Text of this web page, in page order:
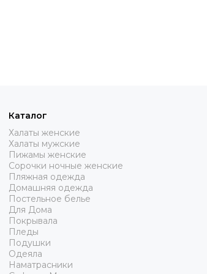
Каталог
Халаты женские
Халаты мужские
Пижамы женские
Сорочки ночные женские
Пляжная одежда
Домашняя одежда
Постельное белье
Для Дома
Покрывала
Пледы
Подушки
Одеяла
Наматрасники